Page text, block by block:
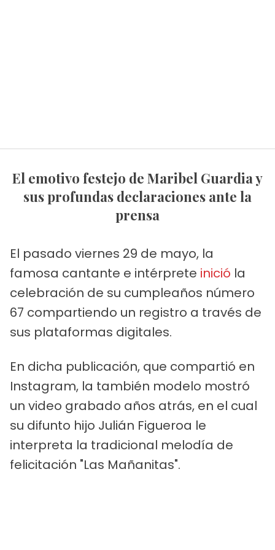
El emotivo festejo de Maribel Guardia y
sus profundas declaraciones ante la
prensa
El pasado viernes 29 de mayo, la
famosa cantante e intérprete inició la
celebración de su cumpleaños número
67 compartiendo un registro a través de
sus plataformas digitales.
En dicha publicación, que compartió en
Instagram, la también modelo mostró
un video grabado años atrás, en el cual
su difunto hijo Julián Figueroa le
interpreta la tradicional melodía de
felicitación "Las Mañanitas".